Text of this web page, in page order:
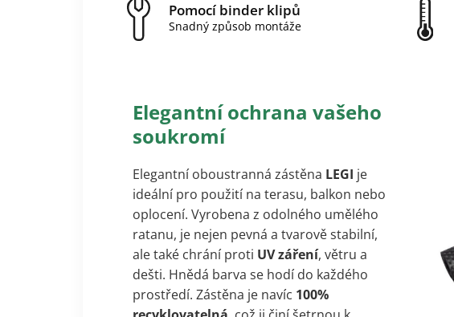
Pomocí binder klipů
Snadný způsob montáže
Elegantní ochrana vašeho
soukromí
Elegantní oboustranná zástěna LEGI je
ideální pro použití na terasu, balkon nebo
oplocení. Vyrobena z odolného umělého
ratanu, je nejen pevná a tvarově stabilní,
ale také chrání proti UV záření, větru a
dešti. Hnědá barva se hodí do každého
prostředí. Zástěna je navíc 100%